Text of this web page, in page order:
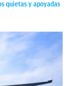
quietas y apoyadas